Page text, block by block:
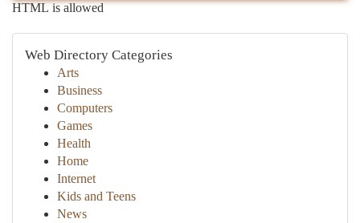
HTML is allowed
Web Directory Categories
Arts
Business
Computers
Games
Health
Home
Internet
Kids and Teens
News